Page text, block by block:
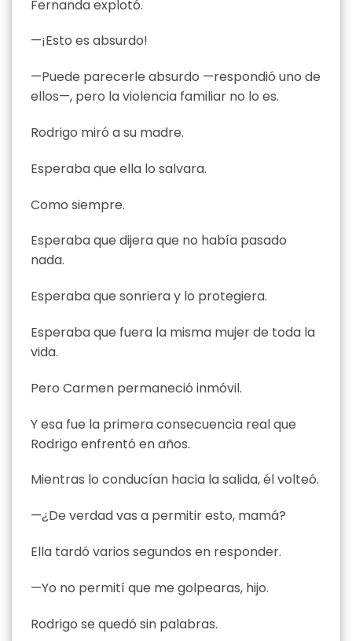
Fernanda explotó.
—¡Esto es absurdo!
—Puede parecerle absurdo —respondió uno de
ellos—, pero la violencia familiar no lo es.
Rodrigo miró a su madre.
Esperaba que ella lo salvara.
Como siempre.
Esperaba que dijera que no había pasado
nada.
Esperaba que sonriera y lo protegiera.
Esperaba que fuera la misma mujer de toda la
vida.
Pero Carmen permaneció inmóvil.
Y esa fue la primera consecuencia real que
Rodrigo enfrentó en años.
Mientras lo conducían hacia la salida, él volteó.
—¿De verdad vas a permitir esto, mamá?
Ella tardó varios segundos en responder.
—Yo no permití que me golpearas, hijo.
Rodrigo se quedó sin palabras.